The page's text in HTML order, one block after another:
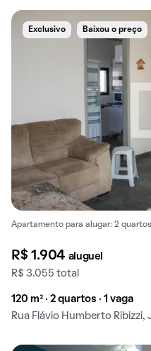
Exclusivo Baixou o preço
Apartamento para alugar: 2
R$ 1.904 aluguel
R$ 3.055 total
120 m² · 2 quartos · 1 vaga
Rua Flávio Humberto Ribizzi,